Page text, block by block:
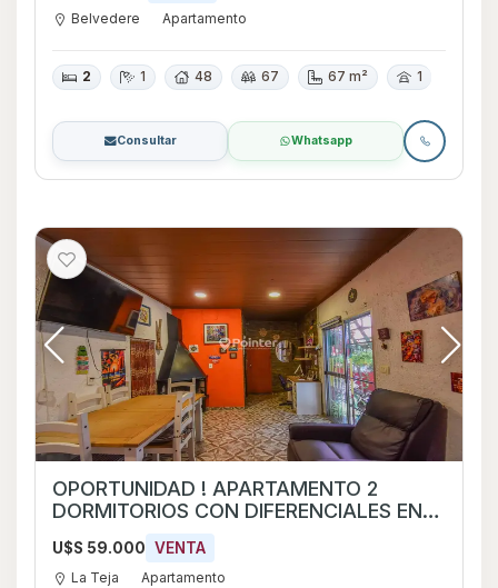
Belvedere Apartamento
2 1 48 67 67 m² 1
Consultar Whatsapp
OPORTUNIDAD ! APARTAMENTO 2
DORMITORIOS CON DIFERENCIALES EN
U$S 59.000 VENTA
La Teja Apartamento